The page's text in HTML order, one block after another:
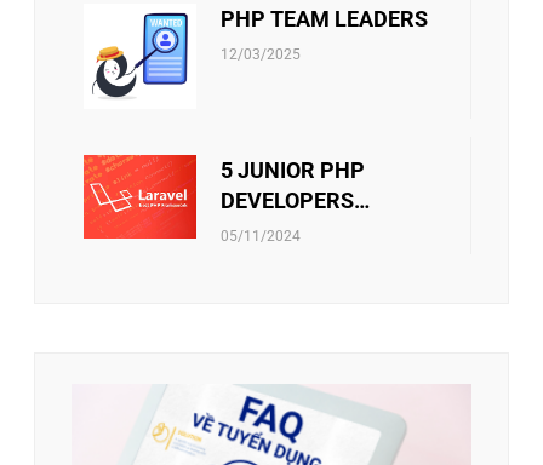
PHP TEAM LEADERS
12/03/2025
5 JUNIOR PHP
DEVELOPERS
(LARAVEL)
05/11/2024